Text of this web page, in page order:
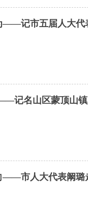
——记市五届人大代
记名山区蒙顶山
——市人大代表阚璐